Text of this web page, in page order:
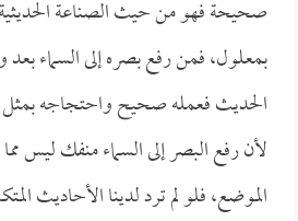
صحيحة فهو من حيث الصناعة
بمعلول، فمن رفع بصره إلى السماء بعد
الحديث فعمله صحيح واحتجاجه
لأن رفع البصر إلى السماء منفك ليس مما
الموضع، فلو لم ترد لدينا الأحاديث